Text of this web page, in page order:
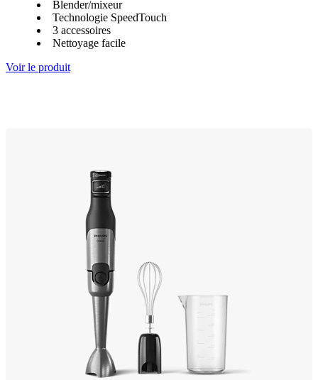
Blender/mixeur
Technologie SpeedTouch
3 accessoires
Nettoyage facile
Voir le produit